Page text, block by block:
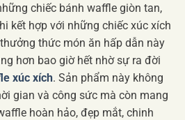
chiếc bánh waffle giòn tan,
kết hợp với những chiếc xúc xích
thức món ăn hấp dẫn này
hơn bao giờ hết nhờ sự ra đời
xúc xích. Sản phẩm này không
gian và công sức mà còn mang
hoàn hảo, đẹp mắt, chinh